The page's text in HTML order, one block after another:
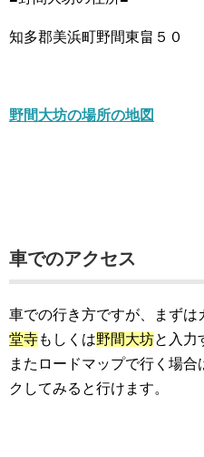
知多郡美浜町野間東畠５０
野間大坊の場所の地図
車でのアクセス
車での行き方ですが、まずは
堂寺もしくは野間大坊と入力
またロードマップで行く場
クしてみると行けます。